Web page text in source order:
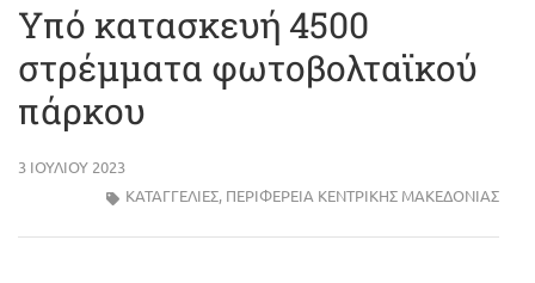
Υπό κατασκευή 4500
στρέμματα φωτοβολταϊκού
πάρκου
3 ΙΟΥΛΊΟΥ 2023
ΚΑΤΑΓΓΕΛΙΕΣ, ΠΕΡΙΦΈΡΕΙΑ ΚΕΝΤΡΙΚΉΣ ΜΑΚΕΔΟΝΊΑΣ